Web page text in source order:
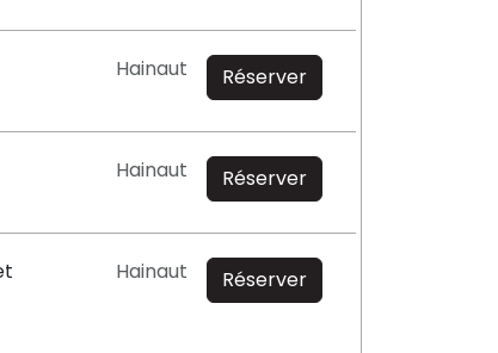
Hainaut Réserver
Hainaut Réserver
Hainaut Réserver